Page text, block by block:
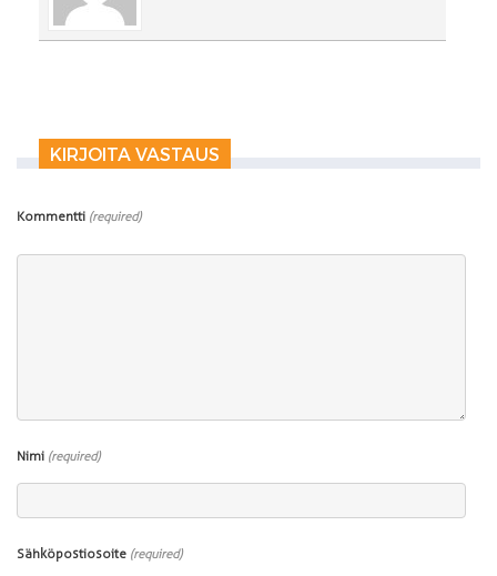
KIRJOITA VASTAUS
Kommentti (required)
Nimi (required)
Sähköpostiosoite (required)